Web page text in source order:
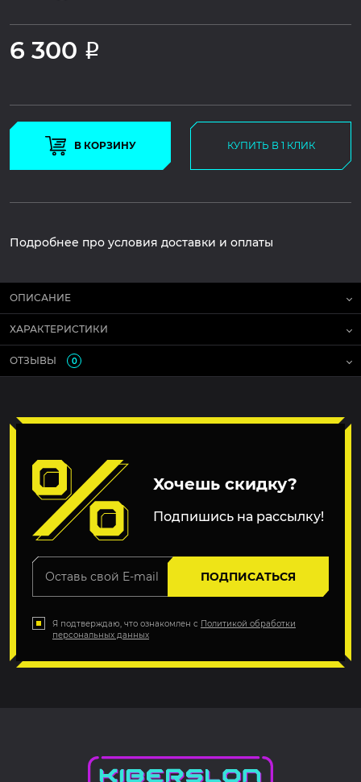
6 300 Р
В КОРЗИНУ КУПИТЬ В 1 КЛИК
Подробнее про условия доставки и оплаты
ОПИСАНИЕ
ХАРАКТЕРИСТИКИ
ОТЗЫВЫ 0
Хочешь скидку?
Подпишись на рассылку!
ПОДПИСАТЬСЯ
Я подтверждаю, что ознакомлен с Политикой обработки
персональных данных